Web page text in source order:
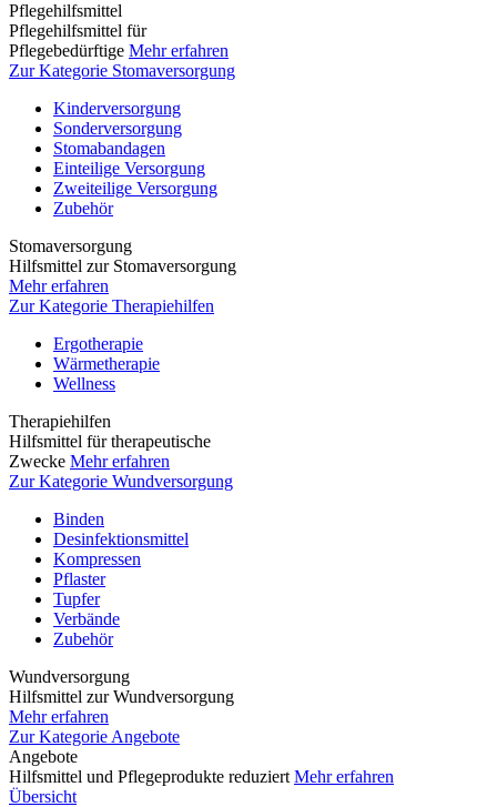
Pflegehilfsmittel
Pflegehilfsmittel für
Pflegebedürftige Mehr erfahren
Zur Kategorie Stomaversorgung
Kinderversorgung
Sonderversorgung
Stomabandagen
Einteilige Versorgung
Zweiteilige Versorgung
Zubehör
Stomaversorgung
Hilfsmittel zur Stomaversorgung
Mehr erfahren
Zur Kategorie Therapiehilfen
Ergotherapie
Wärmetherapie
Wellness
Therapiehilfen
Hilfsmittel für therapeutische
Zwecke Mehr erfahren
Zur Kategorie Wundversorgung
Binden
Desinfektionsmittel
Kompressen
Pflaster
Tupfer
Verbände
Zubehör
Wundversorgung
Hilfsmittel zur Wundversorgung
Mehr erfahren
Zur Kategorie Angebote
Angebote
Hilfsmittel und Pflegeprodukte reduziert Mehr erfahren
Übersicht